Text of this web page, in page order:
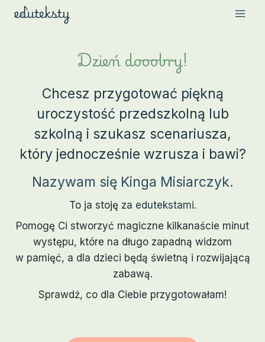
Przejdź
Dzień dooobry!
Chcesz przygotować piękną
uroczystość przedszkolną lub
szkolną i szukasz scenariusza,
który jednocześnie wzrusza i bawi?
Nazywam się Kinga Misiarczyk.
To ja stoję za edutekstami.
Pomogę Ci stworzyć magiczne kilkanaście minut
występu, które na długo zapadną widzom
w pamięć, a dla dzieci będą świetną i rozwijającą
zabawą.
Sprawdź, co dla Ciebie przygotowałam!